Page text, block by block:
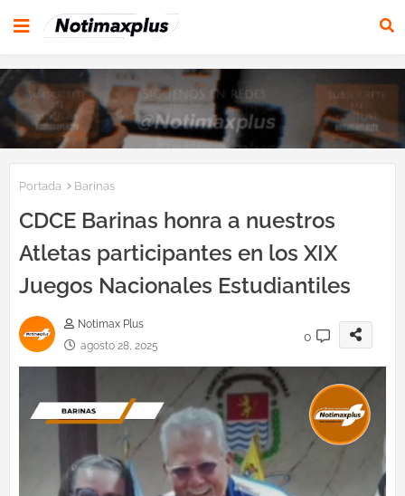
Portada Barinas
CDCE Barinas honra a nuestros
Atletas participantes en los XIX
Juegos Nacionales Estudiantiles
Notimax Plus
agosto 28, 2025
0